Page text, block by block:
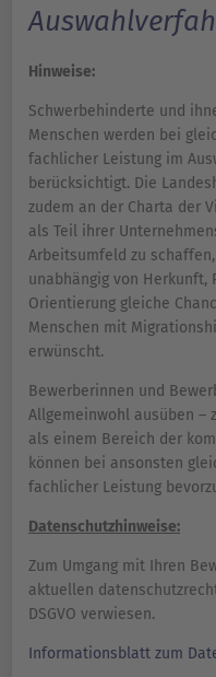
Hinweise:
Schwerbehinderte und
Menschen werden bei
fachlicher Leistung im
berücksichtigt. Die
zudem an der Charta der
als Teil ihrer
Arbeitsumfeld zu
unabhängig von Herkunft,
Orientierung gleiche
Menschen mit
erwünscht.
Bewerberinnen und
Allgemeinwohl ausüben –
als einem Bereich der
können bei ansonsten
fachlicher Leistung
Datenschutzhinweise:
Zum Umgang mit Ihren
aktuellen
DSGVO verwiesen.
Informationsblatt zum